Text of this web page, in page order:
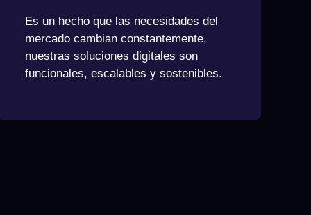
Es un hecho que las necesidades del
mercado cambian constantemente,
nuestras soluciones digitales son
funcionales, escalables y sostenibles.